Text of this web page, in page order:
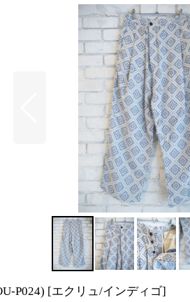
P024) [エクリュ/インディゴ]